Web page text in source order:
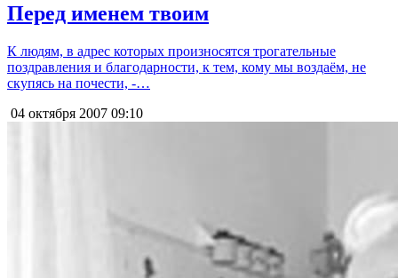
Перед именем твоим
К людям, в адрес которых произносятся трогательные
поздравления и благодарности, к тем, кому мы воздаём, не
скупясь на почести, -…
04 октября 2007 09:10